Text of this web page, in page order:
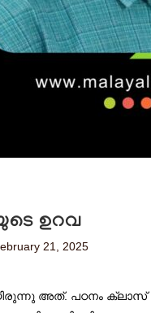
ഉറവ
21, 2025
അത്. പഠനം ക്ലാസ്